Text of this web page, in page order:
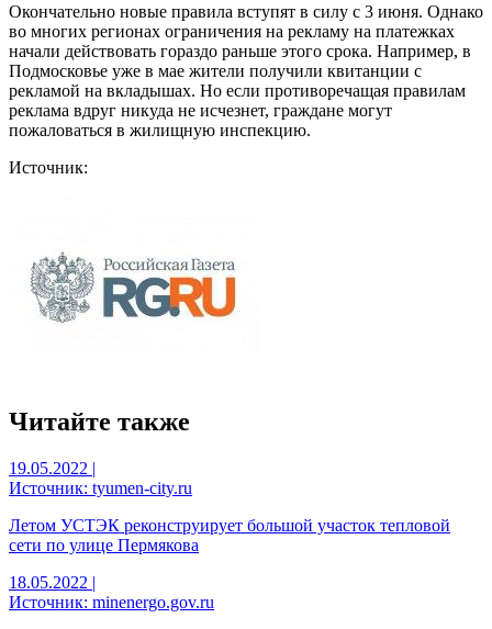
Окончательно новые правила вступят в силу с 3 июня. Однако
во многих регионах ограничения на рекламу на платежках
начали действовать гораздо раньше этого срока. Например, в
Подмосковье уже в мае жители получили квитанции с
рекламой на вкладышах. Но если противоречащая правилам
реклама вдруг никуда не исчезнет, граждане могут
пожаловаться в жилищную инспекцию.
Источник:
Читайте также
19.05.2022 |
Источник: tyumen-city.ru
Летом УСТЭК реконструирует большой участок тепловой
сети по улице Пермякова
18.05.2022 |
Источник: minenergo.gov.ru